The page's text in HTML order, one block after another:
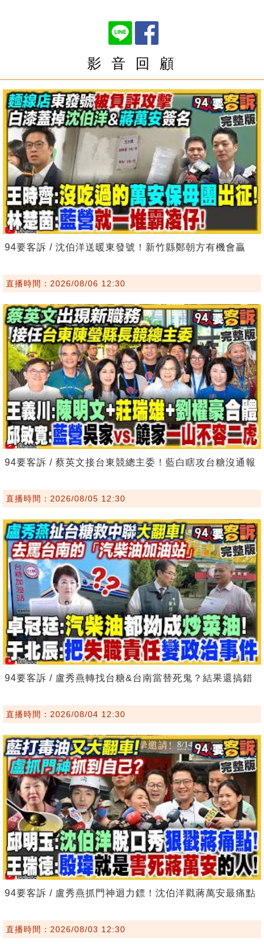
影 音 回 顧
94要客訴 / 沈伯洋送暖東發號！新竹縣鄭朝方有機會贏
直播時間：2026/08/06 12:30
94要客訴 / 蔡英文接台東競總主委！藍白瞎攻台糖沒通報
直播時間：2026/08/05 12:30
94要客訴 / 盧秀燕轉找台糖&台南當替死鬼？結果還搞錯
直播時間：2026/08/04 12:30
94要客訴 / 盧秀燕抓門神迴力鏢！沈伯洋戳蔣萬安最痛點
直播時間：2026/08/03 12:30